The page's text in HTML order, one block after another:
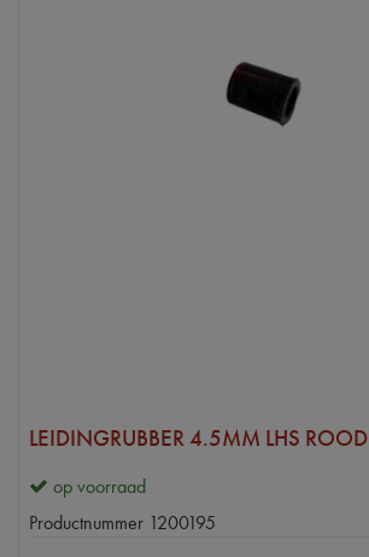
LEIDINGRUBBER 4.5MM LHS ROOD
op voorraad
Productnummer 1200195